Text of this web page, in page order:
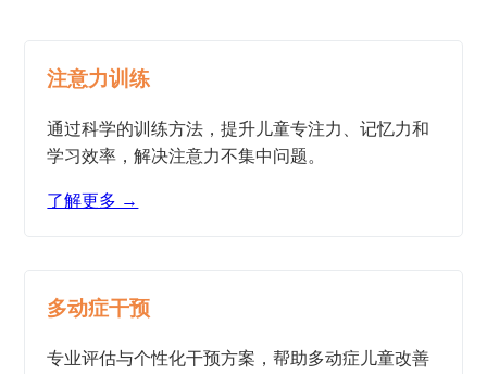
注意力训练
通过科学的训练方法，提升儿童专注力、记忆力和
学习效率，解决注意力不集中问题。
了解更多 →
多动症干预
专业评估与个性化干预方案，帮助多动症儿童改善